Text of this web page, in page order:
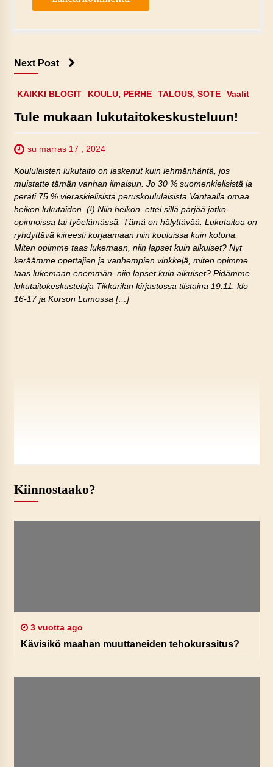
Next Post
KAIKKI BLOGIT KOULU, PERHE TALOUS, SOTE Vaalit
Tule mukaan lukutaitokeskusteluun!
su marras 17 , 2024
Koululaisten lukutaito on laskenut kuin lehmänhäntä, jos
muistatte tämän vanhan ilmaisun. Jo 30 % suomenkielisistä ja
peräti 75 % vieraskielisistä peruskoululaisista Vantaalla omaa
heikon lukutaidon. (!) Niin heikon, ettei sillä pärjää jatko-
opinnoissa tai työelämässä. Tämä on hälyttävää. Lukutaitoa on
ryhdyttävä kiireesti korjaamaan niin kouluissa kuin kotona.
Miten opimme taas lukemaan, niin lapset kuin aikuiset? Nyt
keräämme opettajien ja vanhempien vinkkejä, miten opimme
taas lukemaan enemmän, niin lapset kuin aikuiset? Pidämme
lukutaitokeskusteluja Tikkurilan kirjastossa tiistaina 19.11. klo
16-17 ja Korson Lumossa […]
Kiinnostaako?
3 vuotta ago
Kävisikö maahan muuttaneiden tehokurssitus?